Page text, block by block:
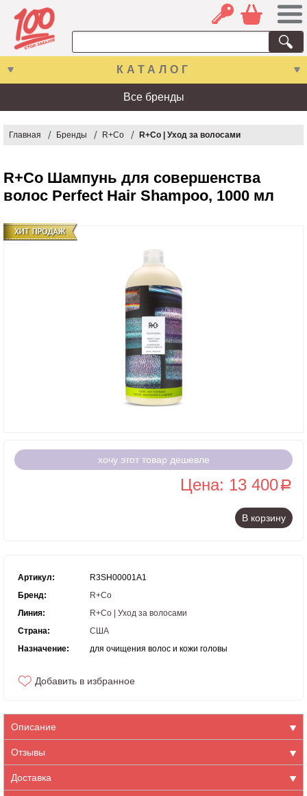
КАТАЛОГ
Все бренды
Главная Бренды R+Co R+Co | Уход за волосами
R+Co Шампунь для совершенства
волос Perfect Hair Shampoo, 1000 мл
хочу этот товар дешевле
Цена: 13 400a
В корзину
Артикул:
R3SH00001A1
Бренд:
R+Co
Линия:
R+Co | Уход за волосами
Страна:
США
Назначение:
для очищения волос и кожи головы
Добавить в избранное
Описание
Отзывы
Доставка